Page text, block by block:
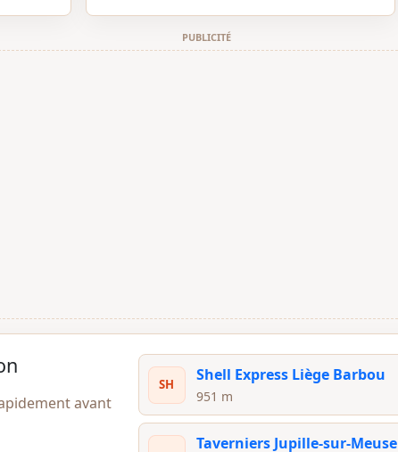
PUBLICITÉ
avant
SH Shell Express Liège Barbou
951 m
Taverniers Jupille-sur-Meuse